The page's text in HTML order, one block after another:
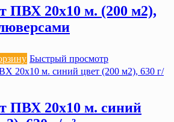
ПВХ 20х10 м. (200 м2),
Быстрый просмотр
ПВХ 20х10 м. синий